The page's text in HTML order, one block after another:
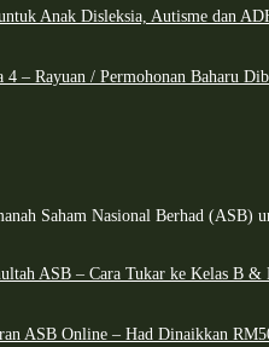
Anak Disleksia, Autisme dan
4 – Rayuan / Permohonan Baharu
Saham Nasional Berhad (ASB)
ASB – Cara Tukar ke Kelas B &
ASB Online – Had Dinaikkan